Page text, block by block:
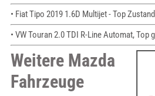
• Fiat Tipo 2019 1.6D Multijet - Top
• VW Touran 2.0 TDI R-Line Automat, Top
Weitere Mazda
Fahrzeuge